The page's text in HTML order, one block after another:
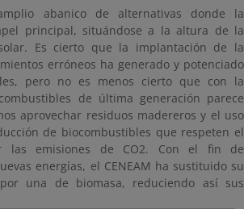
abanico de alternativas donde la
principal, situándose a la altura de la
Es cierto que la implantación de la
erróneos ha generado y potenciado
pero no es menos cierto que con la
de última generación parece
aprovechar residuos madereros y el uso
de biocombustibles que respeten el
las emisiones de CO2. Con el fin de
energías, el CENEAM ha sustituido su
una de biomasa, reduciendo así sus